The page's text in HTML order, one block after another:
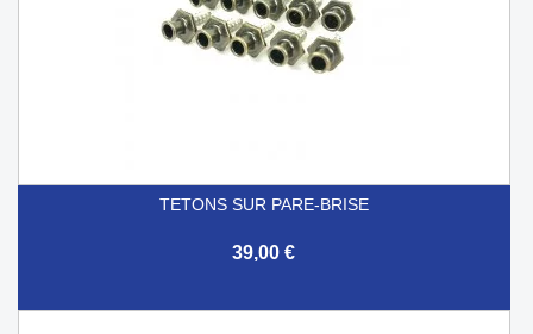
TETONS SUR PARE-BRISE
39,00 €